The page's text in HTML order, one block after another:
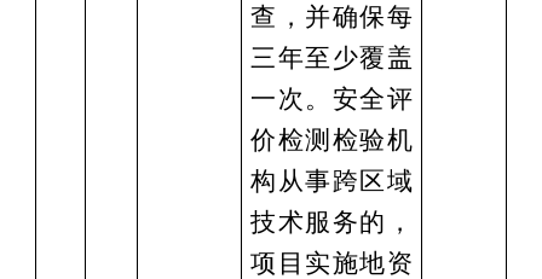
查，并确保每
三年至少覆盖
一次。安全评
价检测检验机
构从事跨区域
技术服务的，
项目实施地资